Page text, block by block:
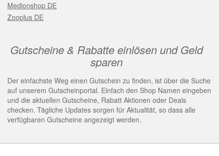
Medionshop DE
Zooplus DE
Gutscheine & Rabatte einlösen und Geld
sparen
Der einfachste Weg einen Gutschein zu finden, ist über die Suche
auf unserem Gutscheinportal. Einfach den Shop Namen eingeben
und die aktuellen Gutscheine, Rabatt Aktionen oder Deals
checken. Tägliche Updates sorgen für Aktualität, so dass alle
verfügbaren Gutscheine angezeigt werden.